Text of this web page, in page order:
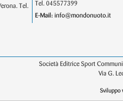
Tel.
Tel. 045577399
E-Mail: info@mondonuoto.it
Società Editrice Sport
Via G.
Sviluppo